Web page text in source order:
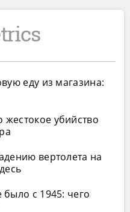
еду из магазина:
убийство
вертолета на
с 1945: чего